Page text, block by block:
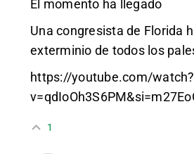
El momento ha llegado
Una congresista de Florida
exterminio de todos los
https://youtube.com/watch?
1